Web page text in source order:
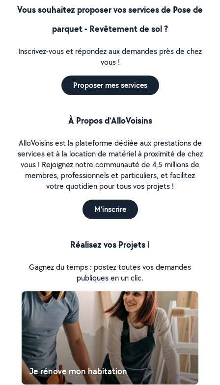
Vous souhaitez proposer vos services de Pose de
parquet - Revêtement de sol ?
Inscrivez-vous et répondez aux demandes près de chez
vous !
Proposer mes services
À Propos d’AlloVoisins
AlloVoisins est la plateforme dédiée aux prestations de
services et à la location de matériel à proximité de chez
vous ! Rejoignez notre communauté de 4,5 millions de
membres, professionnels et particuliers, et facilitez
votre quotidien pour tous vos projets !
M'inscrire
Réalisez vos Projets !
Gagnez du temps : postez toutes vos demandes
publiques en un clic.
Je rénove mon habitation